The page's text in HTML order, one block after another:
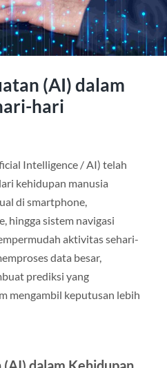
(AI) dalam
hari
Intelligence / AI) telah
kehidupan manusia
di smartphone,
hingga sistem navigasi
aktivitas sehari-
data besar,
prediksi yang
mengambil keputusan lebih